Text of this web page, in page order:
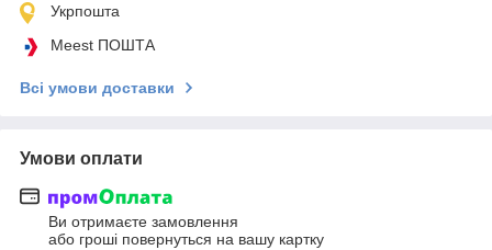
Укрпошта
Meest ПОШТА
Всі умови доставки
Умови оплати
Ви отримаєте замовлення
або гроші повернуться на вашу картку